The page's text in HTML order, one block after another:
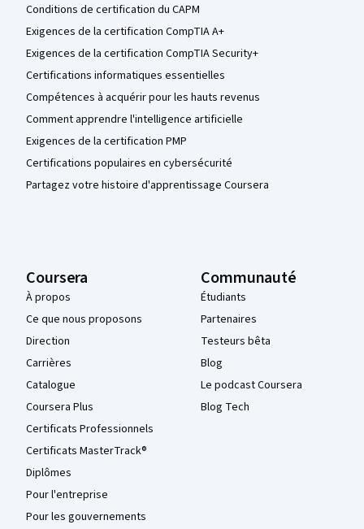
Conditions de certification du CAPM
Exigences de la certification CompTIA A+
Exigences de la certification CompTIA Security+
Certifications informatiques essentielles
Compétences à acquérir pour les hauts revenus
Comment apprendre l'intelligence artificielle
Exigences de la certification PMP
Certifications populaires en cybersécurité
Partagez votre histoire d'apprentissage Coursera
Coursera
À propos
Ce que nous proposons
Direction
Carrières
Catalogue
Coursera Plus
Certificats Professionnels
Certificats MasterTrack®
Diplômes
Pour l'entreprise
Pour les gouvernements
Communauté
Étudiants
Partenaires
Testeurs bêta
Blog
Le podcast Coursera
Blog Tech